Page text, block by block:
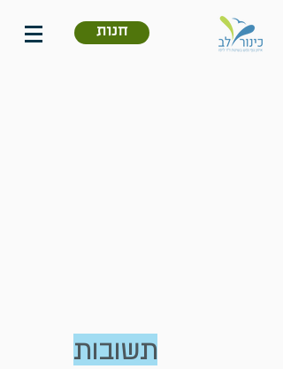
חנות
תשובות